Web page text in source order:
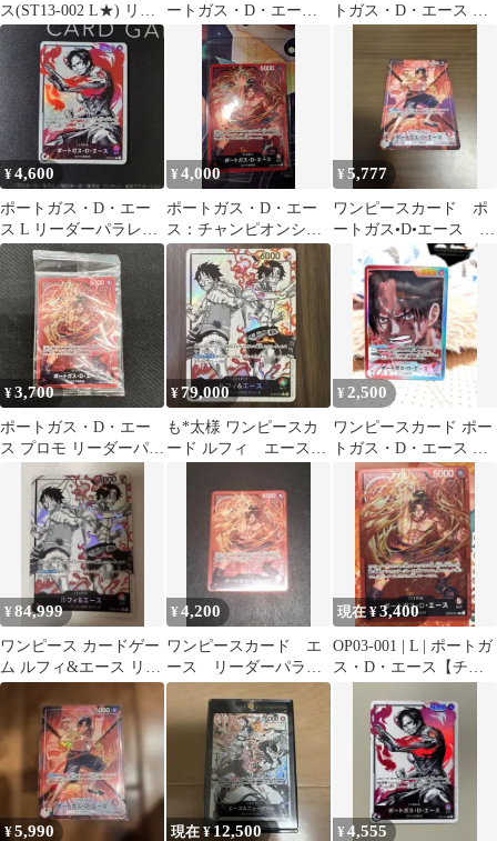
ス(ST13-002 L★) リー
ダーパラレル
ートガス・D・エース
リーダーパラレル
トガス・D・エース リ
ーダーパラレル
¥4,600
ポートガス・D・エー
ス L リーダーパラレル
(リーパラ) OP03-001
¥4,000
ポートガス・D・エー
ス：チャンピオンシッ
プセット2022 L リーダ
ーパラレル
¥5,777
ワンピースカード ポ
ートガス•D•エース リ
¥3,700
ポートガス・D・エー
ス プロモ リーダーパラ
レル OP03 ワンピース
カード
¥79,000
も*太様 ワンピースカ
ード ルフィ エース
ダー パラレル
¥2,500
ワンピースカード ポー
トガス・D・エース リ
ーダーパラレル
¥84,999
ワンピース カードゲー
ム ルフィ&エース リー
ダーパラレル
¥4,200
ワンピースカード エ
ース リーダーパラレ
ル OP03-001
現在 ¥3,400
OP03-001 | L | ポートガ
ス・D・エース【チャ
¥5,990 現在 ¥12,500 ¥4,555